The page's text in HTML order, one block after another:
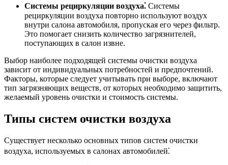
Системы рециркуляции воздуха⁚ Системы
рециркуляции воздуха повторно используют воздух
внутри салона автомобиля, пропуская его через фильтр.
Это помогает снизить количество загрязнителей,
поступающих в салон извне.
Выбор наиболее подходящей системы очистки воздуха
зависит от индивидуальных потребностей и предпочтений.
Факторы, которые следует учитывать при выборе, включают
тип загрязняющих веществ, от которых необходимо защитить,
желаемый уровень очистки и стоимость системы.
Типы систем очистки воздуха
Существует несколько основных типов систем очистки
воздуха, используемых в салонах автомобилей⁚